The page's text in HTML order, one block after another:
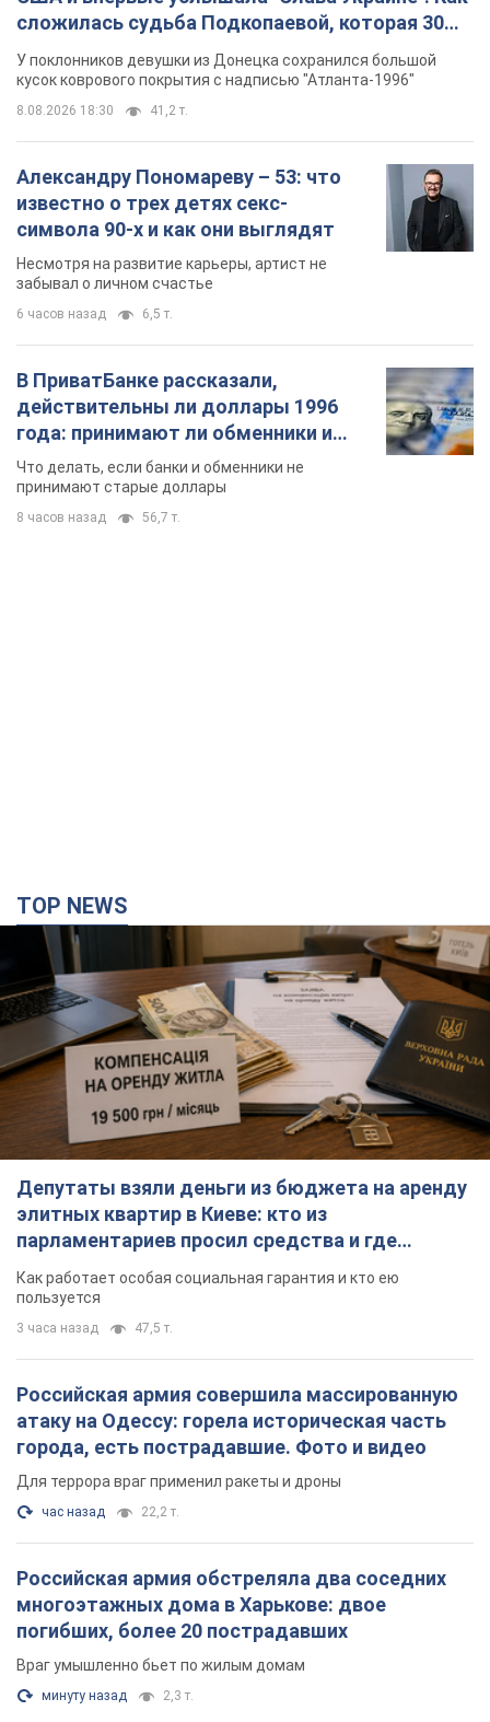
сложилась судьба Подкопаевой, которая 30
лет назад завоевала "золото" Олимпиады
У поклонников девушки из Донецка сохранился большой
кусок коврового покрытия с надписью "Атланта-1996"
8.08.2026 18:30 41,2 т.
Александру Пономареву – 53: что
известно о трех детях секс-
символа 90-х и как они выглядят
Несмотря на развитие карьеры, артист не
забывал о личном счастье
6 часов назад 6,5 т.
В ПриватБанке рассказали,
действительны ли доллары 1996
года: принимают ли обменники и
банки такие купюры
Что делать, если банки и обменники не
принимают старые доллары
8 часов назад 56,7 т.
TOP NEWS
Депутаты взяли деньги из бюджета на аренду
элитных квартир в Киеве: кто из
парламентариев просил средства и где
поселился
Как работает особая социальная гарантия и кто ею
пользуется
3 часа назад 47,5 т.
Российская армия совершила массированную
атаку на Одессу: горела историческая часть
города, есть пострадавшие. Фото и видео
Для террора враг применил ракеты и дроны
час назад 22,2 т.
Российская армия обстреляла два соседних
многоэтажных дома в Харькове: двое
погибших, более 20 пострадавших
Враг умышленно бьет по жилым домам
минуту назад 2,3 т.